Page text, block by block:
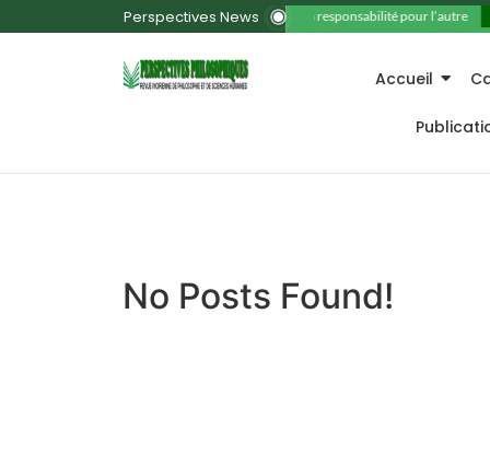
Perspectives News 11. La responsabilité pour l’autre
Accueil
No Posts Found!